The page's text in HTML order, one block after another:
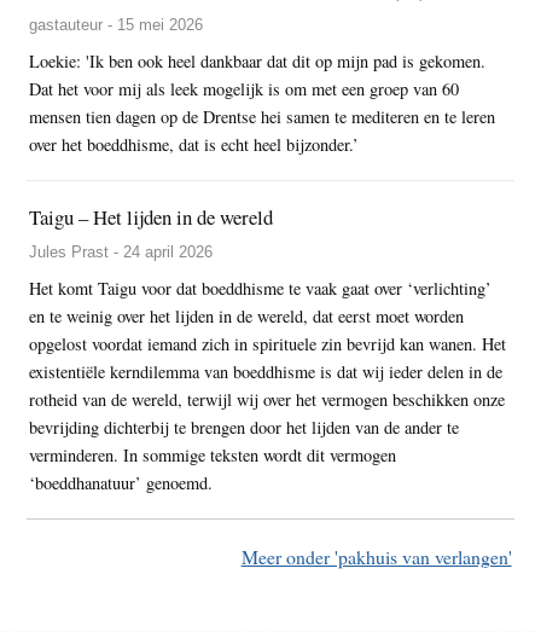
gastauteur - 15 mei 2026
Loekie: 'Ik ben ook heel dankbaar dat dit op mijn pad is gekomen.
Dat het voor mij als leek mogelijk is om met een groep van 60
mensen tien dagen op de Drentse hei samen te mediteren en te leren
over het boeddhisme, dat is echt heel bijzonder.’
Taigu – Het lijden in de wereld
Jules Prast - 24 april 2026
Het komt Taigu voor dat boeddhisme te vaak gaat over ‘verlichting’
en te weinig over het lijden in de wereld, dat eerst moet worden
opgelost voordat iemand zich in spirituele zin bevrijd kan wanen. Het
existentiële kerndilemma van boeddhisme is dat wij ieder delen in de
rotheid van de wereld, terwijl wij over het vermogen beschikken onze
bevrijding dichterbij te brengen door het lijden van de ander te
verminderen. In sommige teksten wordt dit vermogen
‘boeddhanatuur’ genoemd.
Meer onder 'pakhuis van verlangen'